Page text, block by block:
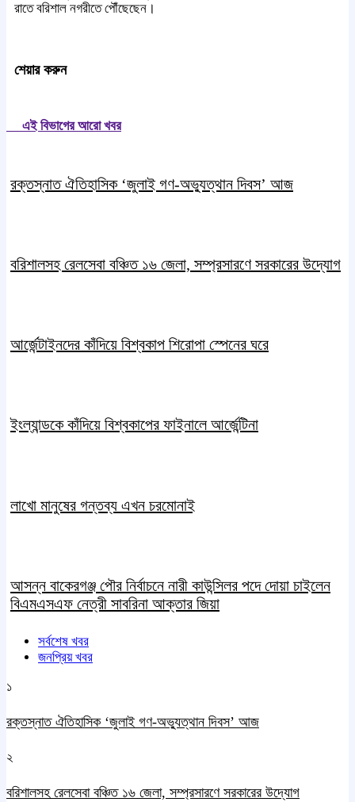
রাতে বরিশাল নগরীতে পৌঁছেছেন।
শেয়ার করুন
এই বিভাগের আরো খবর
রক্তস্নাত ঐতিহাসিক ‌‘জুলাই গণ-অভ্যুত্থান দিবস’ আজ
বরিশালসহ রেলসেবা বঞ্চিত ১৬ জেলা, সম্প্রসারণে সরকারের উদ্যোগ
আর্জেন্টাইনদের কাঁদিয়ে বিশ্বকাপ শিরোপা স্পেনের ঘরে
ইংল্যান্ডকে কাঁদিয়ে বিশ্বকাপের ফাইনালে আর্জেন্টিনা
লাখো মানুষের গন্তব্য এখন চরমোনাই
আসন্ন বাকেরগঞ্জ পৌর নির্বাচনে নারী কাউন্সিলর পদে দোয়া চাইলেন
বিএমএসএফ নেত্রী সাবরিনা আক্তার জিয়া
সর্বশেষ খবর
জনপ্রিয় খবর
১
রক্তস্নাত ঐতিহাসিক ‌‘জুলাই গণ-অভ্যুত্থান দিবস’ আজ
২
বরিশালসহ রেলসেবা বঞ্চিত ১৬ জেলা, সম্প্রসারণে সরকারের উদ্যোগ